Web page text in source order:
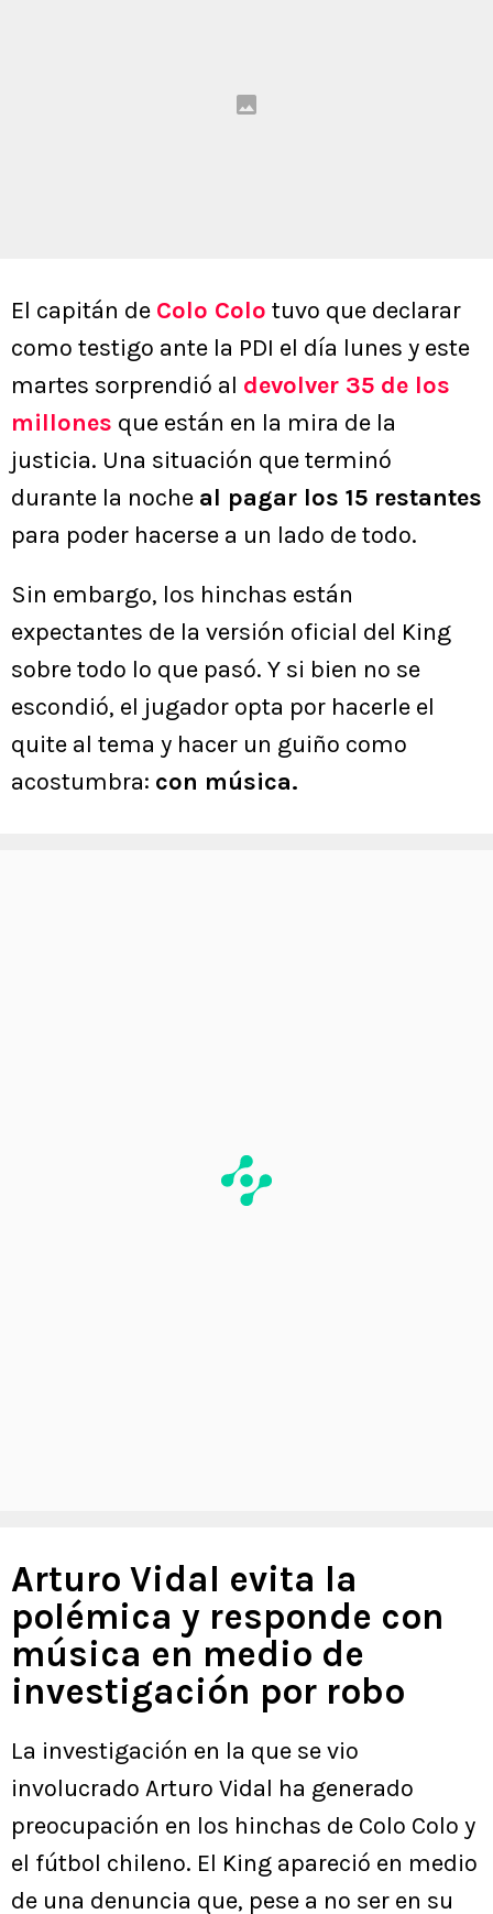
El capitán de Colo Colo tuvo que declarar
como testigo ante la PDI el día lunes y este
martes sorprendió al devolver 35 de los
millones que están en la mira de la
justicia. Una situación que terminó
durante la noche al pagar los 15 restantes
para poder hacerse a un lado de todo.
Sin embargo, los hinchas están
expectantes de la versión oficial del King
sobre todo lo que pasó. Y si bien no se
escondió, el jugador opta por hacerle el
quite al tema y hacer un guiño como
acostumbra: con música.
Arturo Vidal evita la
polémica y responde con
música en medio de
investigación por robo
La investigación en la que se vio
involucrado Arturo Vidal ha generado
preocupación en los hinchas de Colo Colo y
el fútbol chileno. El King apareció en medio
de una denuncia que, pese a no ser en su